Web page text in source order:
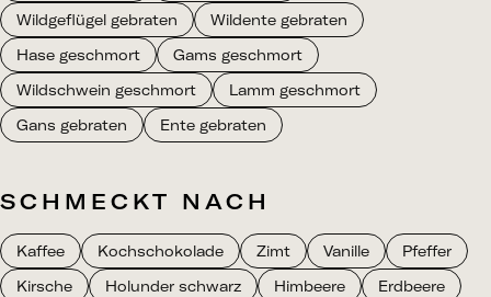
Wildgeflügel gebraten
Wildente gebraten
Hase geschmort
Gams geschmort
Wildschwein geschmort
Lamm geschmort
Gans gebraten
Ente gebraten
SCHMECKT NACH
Kaffee Kochschokolade Zimt Vanille
Pfeffer
Kirsche
Holunder schwarz Himbeere
Erdbeere